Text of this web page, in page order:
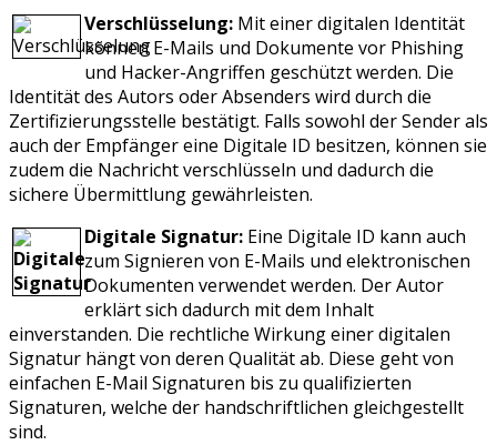
Verschlüsselung: Mit einer digitalen Identität
können E-Mails und Dokumente vor Phishing
und Hacker-Angriffen geschützt werden. Die
Identität des Autors oder Absenders wird durch die
Zertifizierungsstelle bestätigt. Falls sowohl der Sender als
auch der Empfänger eine Digitale ID besitzen, können sie
zudem die Nachricht verschlüsseln und dadurch die
sichere Übermittlung gewährleisten.
Digitale Signatur: Eine Digitale ID kann auch
zum Signieren von E-Mails und elektronischen
Dokumenten verwendet werden. Der Autor
erklärt sich dadurch mit dem Inhalt
einverstanden. Die rechtliche Wirkung einer digitalen
Signatur hängt von deren Qualität ab. Diese geht von
einfachen E-Mail Signaturen bis zu qualifizierten
Signaturen, welche der handschriftlichen gleichgestellt
sind.